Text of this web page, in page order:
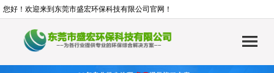
您好！欢迎来到东莞市盛宏环保科技有限公司官网！